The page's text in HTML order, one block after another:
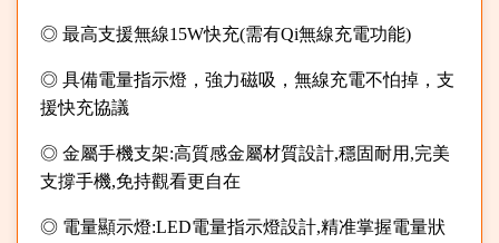
◎ 最高支援無線15W快充(需有Qi無線充電功能)
◎ 具備電量指示燈，強力磁吸，無線充電不怕掉，支
援快充協議
◎ 金屬手機支架:高質感金屬材質設計,穩固耐用,完美
支撐手機,免持觀看更自在
◎ 電量顯示燈:LED電量指示燈設計,精准掌握電量狀